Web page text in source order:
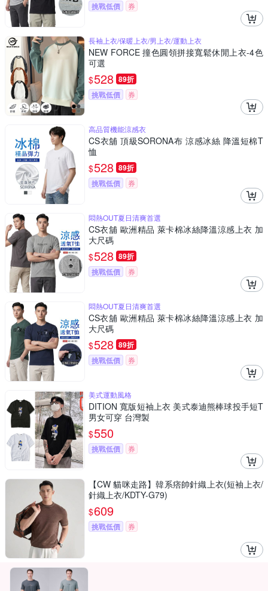
挑戰低價 券
長袖上衣/保暖上衣/男上衣/運動上衣
NEW FORCE 撞色圓領拼接寬鬆休閒上衣-4色
可選
$528 89折
挑戰低價 券
高品質機能涼感衣
CS衣舖 頂級SORONA布 涼感冰絲 降溫短棉T
恤
$528 89折
挑戰低價 券
悶熱OUT夏日清爽首選
CS衣舖 歐洲精品 萊卡棉冰絲降溫涼感上衣 加
大尺碼
$528 89折
挑戰低價 券
悶熱OUT夏日清爽首選
CS衣舖 歐洲精品 萊卡棉冰絲降溫涼感上衣 加
大尺碼
$528 89折
挑戰低價 券
美式運動風格
DITION 寬版短袖上衣 美式泰迪熊棒球投手短T
男女可穿 台灣製
$550
挑戰低價 券
【CW 貓咪走路】韓系痞帥針織上衣(短袖上衣/
針織上衣/KDTY-G79)
$609
挑戰低價 券